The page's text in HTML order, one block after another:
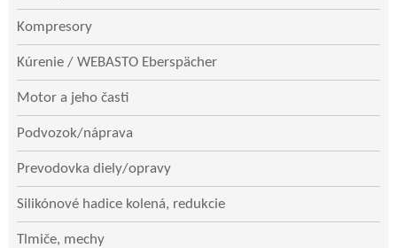
Kompresory
Kúrenie / WEBASTO Eberspächer
Motor a jeho časti
Podvozok/náprava
Prevodovka diely/opravy
Silikónové hadice kolená, redukcie
Tlmiče, mechy